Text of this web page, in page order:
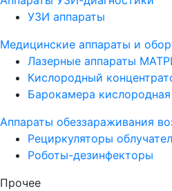
УЗИ аппараты
Медицинские аппараты и
Лазерные аппараты
Кислородный
Барокамера кислородная
Аппараты обеззараживания
Рециркуляторы
Роботы-дезинфекторы
Прочее